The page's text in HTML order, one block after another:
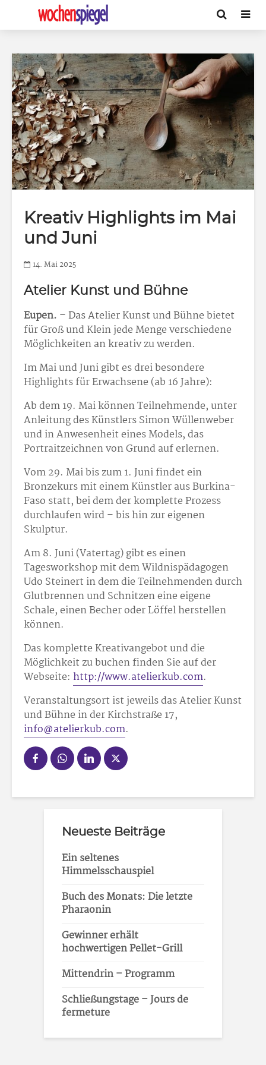
Kreativ Highlights im Mai
und Juni
14. Mai 2025
Atelier Kunst und Bühne
Eupen. – Das Atelier Kunst und Bühne bietet
für Groß und Klein jede Menge verschiedene
Möglichkeiten an kreativ zu werden.
Im Mai und Juni gibt es drei besondere
Highlights für Erwachsene (ab 16 Jahre):
Ab dem 19. Mai können Teilnehmende, unter
Anleitung des Künstlers Simon Wüllenweber
und in Anwesenheit eines Models, das
Portraitzeichnen von Grund auf erlernen.
Vom 29. Mai bis zum 1. Juni findet ein
Bronzekurs mit einem Künstler aus Burkina-
Faso statt, bei dem der komplette Prozess
durchlaufen wird – bis hin zur eigenen
Skulptur.
Am 8. Juni (Vatertag) gibt es einen
Tagesworkshop mit dem Wildnispädagogen
Udo Steinert in dem die Teilnehmenden durch
Glutbrennen und Schnitzen eine eigene
Schale, einen Becher oder Löffel herstellen
können.
Das komplette Kreativangebot und die
Möglichkeit zu buchen finden Sie auf der
Webseite: http://www.atelierkub.com.
Veranstaltungsort ist jeweils das Atelier Kunst
und Bühne in der Kirchstraße 17,
info@atelierkub.com.
Neueste Beiträge
Ein seltenes
Himmelsschauspiel
Buch des Monats: Die letzte
Pharaonin
Gewinner erhält
hochwertigen Pellet-Grill
Mittendrin – Programm
Schließungstage – Jours de
fermeture